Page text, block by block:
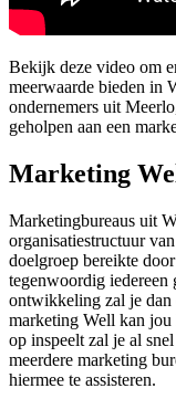
Bekijk deze video om
meerwaarde bieden in
ondernemers uit
geholpen aan een
Marketing
Marketingbureaus uit
organisatiestructuur
doelgroep bereikte
tegenwoordig iedereen
ontwikkeling zal je dan
marketing Well kan
op inspeelt zal je al
meerdere marketing
hiermee te assisteren.